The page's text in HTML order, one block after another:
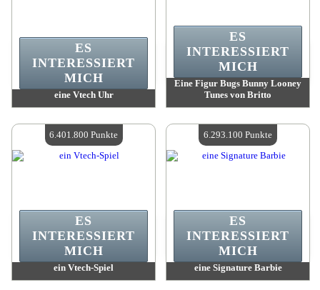
eine Vtech Uhr
Verfügbare Menge:4
ES
INTERESSIERT
MICH
Eine Figur Bugs Bunny Looney
Tunes von Britto
Verfügbare Menge:4
ES
INTERESSIERT
MICH
ein Vtech-Spiel
ES
INTERESSIERT
MICH
6.401.800 Punkte
eine Signature Barbie
ES
INTERESSIERT
MICH
6.293.100 Punkte